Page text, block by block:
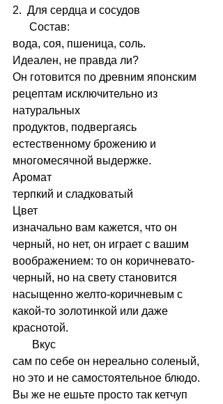
2.  Для сердца и сосудов
      Состав:
вода, соя, пшеница, соль.
Идеален, не правда ли?
Он готовится по древним японским
рецептам исключительно из
натуральных
продуктов, подвергаясь
естественному брожению и
многомесячной выдержке.
Аромат
терпкий и сладковатый
Цвет
изначально вам кажется, что он
черный, но нет, он играет с вашим
воображением: то он коричневато-
черный, но на свету становится
насыщенно желто-коричневым с
какой-то золотинкой или даже
краснотой.
       Вкус
сам по себе он нереально соленый,
но это и не самостоятельное блюдо.
Вы же не ешьте просто так кетчуп